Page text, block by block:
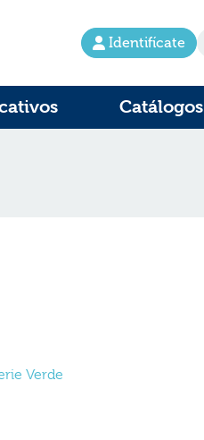
Identifícate
Catálogos
Verde